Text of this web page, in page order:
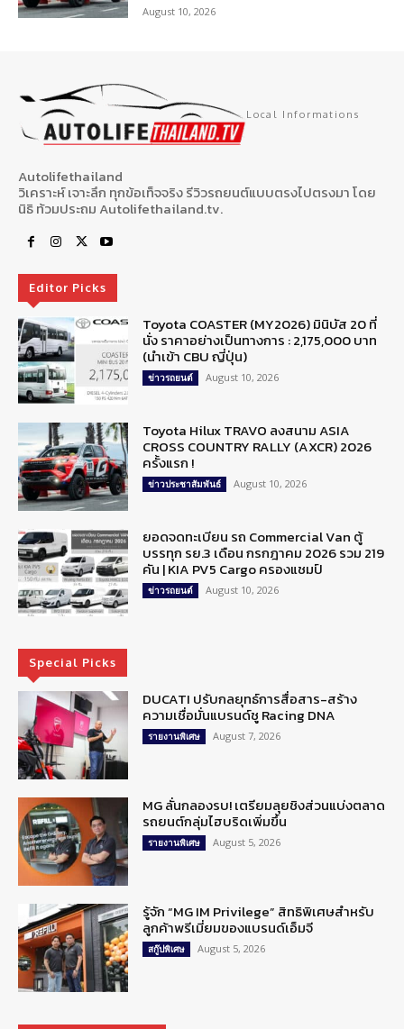
August 10, 2026
Local Informations
Autolifethailand
วิเคราะห์ เจาะลึก ทุกข้อเท็จจริง รีวิวรถยนต์แบบตรงไปตรงมา โดย
นิธิ ท้วมประถม Autolifethailand.tv.
Editor Picks
Toyota COASTER (MY2026) มินิบัส 20 ที่
นั่ง ราคาอย่างเป็นทางการ : 2,175,000 บาท
(นำเข้า CBU ญี่ปุ่น)
ข่าวรถยนต์ August 10, 2026
Toyota Hilux TRAVO ลงสนาม ASIA
CROSS COUNTRY RALLY (AXCR) 2026
ครั้งแรก !
ข่าวประชาสัมพันธ์ August 10, 2026
ยอดจดทะเบียน รถ Commercial Van ตู้
บรรทุก รย.3 เดือน กรกฎาคม 2026 รวม 219
คัน | KIA PV5 Cargo ครองแชมป์
ข่าวรถยนต์ August 10, 2026
Special Picks
DUCATI ปรับกลยุทธ์การสื่อสาร-สร้าง
ความเชื่อมั่นแบรนด์ชู Racing DNA
รายงานพิเศษ August 7, 2026
MG ลั่นกลองรบ! เตรียมลุยชิงส่วนแบ่งตลาด
รถยนต์กลุ่มไฮบริดเพิ่มขึ้น
รายงานพิเศษ August 5, 2026
รู้จัก “MG IM Privilege” สิทธิพิเศษสำหรับ
ลูกค้าพรีเมี่ยมของแบรนด์เอ็มจี
สกู๊ปพิเศษ August 5, 2026